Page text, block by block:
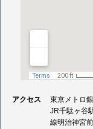
アクセス
東京メトロ
JR千駄ヶ谷
線明治神宮